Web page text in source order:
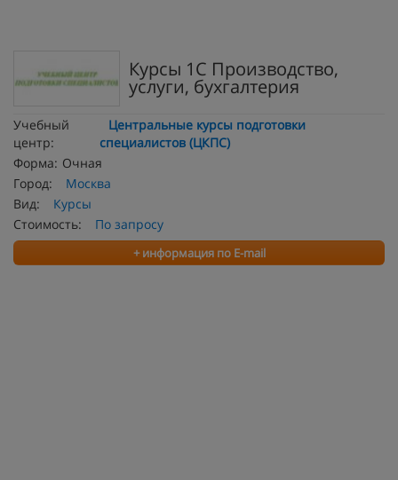
Курсы 1С Производство,
услуги, бухгалтерия
Учебный
центр:
Центральные курсы подготовки
специалистов (ЦКПС)
Форма: Очная
Город:
Москва
Вид:
Курсы
Стоимость:
По запросу
+ информация по E-mail